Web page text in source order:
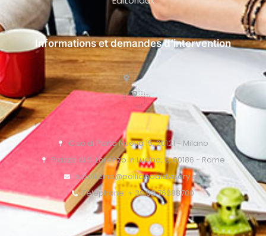
Informations et demandes d’intervention
C.so di Porta Nuova 15, 20121 - Milano
Piazza di S. Lorenzo in Lucina, 6, 00186 - Rome
o.pollicino@pollicinoaidvisory.eu
Téléphone: + 39 02 76388700